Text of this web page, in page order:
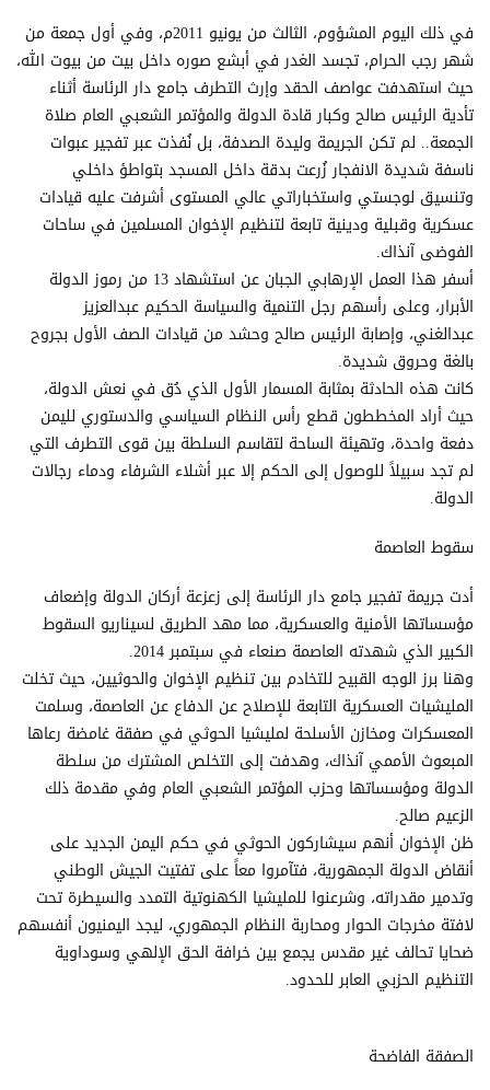
في ذلك اليوم المشؤوم، الثالث من يونيو 2011م، وفي أول جمعة من
شهر رجب الحرام، تجسد الغدر في أبشع صوره داخل بيت من بيوت الله،
حيث استهدفت عواصف الحقد وإرث التطرف جامع دار الرئاسة أثناء
تأدية الرئيس صالح وكبار قادة الدولة والمؤتمر الشعبي العام صلاة
الجمعة.. لم تكن الجريمة وليدة الصدفة، بل نُفذت عبر تفجير عبوات
ناسفة شديدة الانفجار زُرعت بدقة داخل المسجد بتواطؤ داخلي
وتنسيق لوجستي واستخباراتي عالي المستوى أشرفت عليه قيادات
عسكرية وقبلية ودينية تابعة لتنظيم الإخوان المسلمين في ساحات
الفوضى آنذاك.
أسفر هذا العمل الإرهابي الجبان عن استشهاد 13 من رموز الدولة
الأبرار، وعلى رأسهم رجل التنمية والسياسة الحكيم عبدالعزيز
عبدالغني، وإصابة الرئيس صالح وحشد من قيادات الصف الأول بجروح
بالغة وحروق شديدة.
كانت هذه الحادثة بمثابة المسمار الأول الذي دُق في نعش الدولة،
حيث أراد المخططون قطع رأس النظام السياسي والدستوري لليمن
دفعة واحدة، وتهيئة الساحة لتقاسم السلطة بين قوى التطرف التي
لم تجد سبيلاً للوصول إلى الحكم إلا عبر أشلاء الشرفاء ودماء رجالات
الدولة.
سقوط العاصمة
أدت جريمة تفجير جامع دار الرئاسة إلى زعزعة أركان الدولة وإضعاف
مؤسساتها الأمنية والعسكرية، مما مهد الطريق لسيناريو السقوط
الكبير الذي شهدته العاصمة صنعاء في سبتمبر 2014.
وهنا برز الوجه القبيح للتخادم بين تنظيم الإخوان والحوثيين، حيث تخلت
المليشيات العسكرية التابعة للإصلاح عن الدفاع عن العاصمة، وسلمت
المعسكرات ومخازن الأسلحة لمليشيا الحوثي في صفقة غامضة رعاها
المبعوث الأممي آنذاك، وهدفت إلى التخلص المشترك من سلطة
الدولة ومؤسساتها وحزب المؤتمر الشعبي العام وفي مقدمة ذلك
الزعيم صالح.
ظن الإخوان أنهم سيشاركون الحوثي في حكم اليمن الجديد على
أنقاض الدولة الجمهورية، فتآمروا معاً على تفتيت الجيش الوطني
وتدمير مقدراته، وشرعنوا للمليشيا الكهنوتية التمدد والسيطرة تحت
لافتة مخرجات الحوار ومحاربة النظام الجمهوري، ليجد اليمنيون أنفسهم
ضحايا تحالف غير مقدس يجمع بين خرافة الحق الإلهي وسوداوية
التنظيم الحزبي العابر للحدود.
الصفقة الفاضحة